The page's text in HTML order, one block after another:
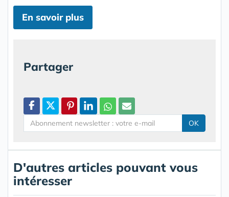
En savoir plus
Partager
OK
D'autres articles pouvant vous
intéresser